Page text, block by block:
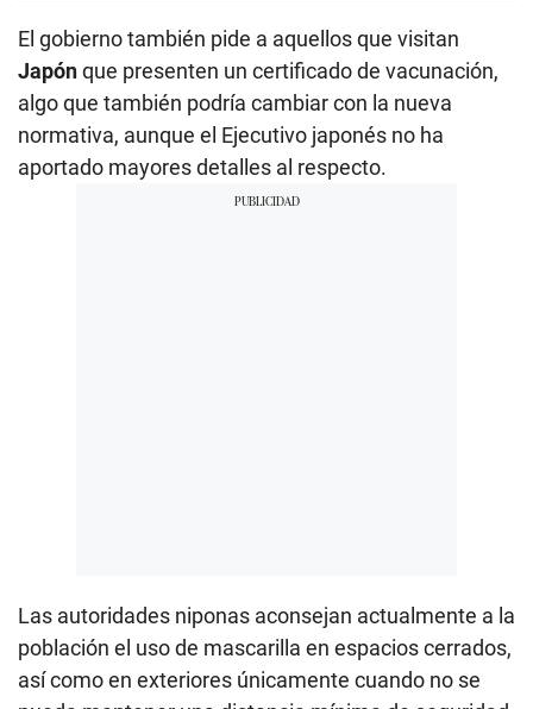
El gobierno también pide a aquellos que visitan
Japónque presenten un certificado de vacunación,
algo que también podría cambiar con la nueva
normativa, aunque el Ejecutivo japonés no ha
aportado mayores detalles al respecto.
Las autoridades niponas aconsejan actualmente a la
población el uso de mascarilla en espacios cerrados,
así como en exteriores únicamente cuando no se